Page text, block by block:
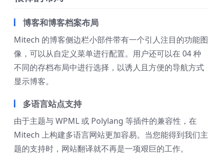
博客和博客档案布局
Mitech 的博客侧边栏小部件带有一个引人注目的功能图
像，可以从自定义菜单进行配置。用户还可以在 04 种
不同的存档布局中进行选择，以诱人且方便的导航方式
显示博客。
多语言站点支持
由于主题与 WPML 或 Polylang 等插件的兼容性，在
Mitech 上构建多语言网站更加容易。当您能得到我们主
题的支持时，网站翻译就不再是一项艰巨的工作。